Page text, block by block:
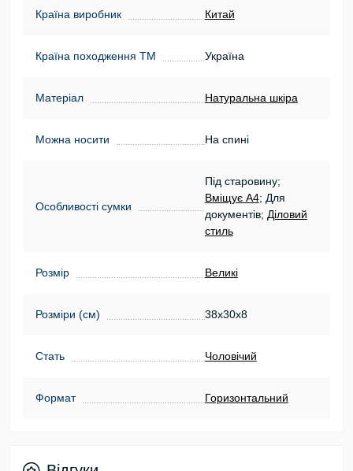
Країна виробник Китай
Країна походження ТМ Україна
Матеріал Натуральна шкіра
Можна носити На спині
Особливості сумки
Під старовину;
Вміщує А4; Для
документів; Діловий
стиль
Розмір Великі
Розміри (см) 38х30х8
Стать Чоловічий
Формат Горизонтальний